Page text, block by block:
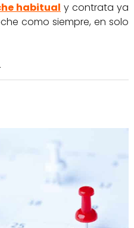
habitual y contrata ya
como siempre, en solo